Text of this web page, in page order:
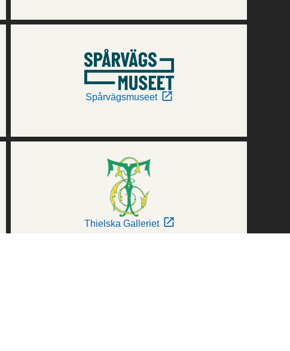
Spårvägsmuseet
Thielska Galleriet